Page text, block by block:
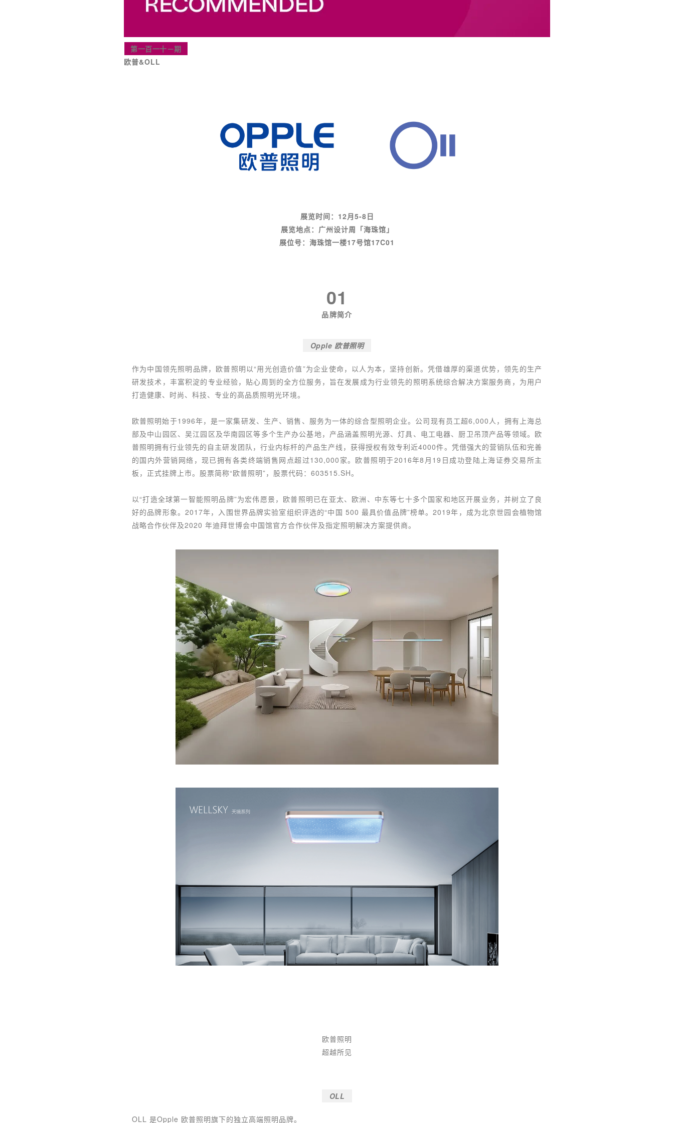
第一百一十－期
欧普&OLL
展览时间：12月5-8日
展览地点：广州设计周「海珠馆」
展位号：海珠馆一楼17号馆17C01
01
品牌简介
Opple 欧普照明
作为中国领先照明品牌，欧普照明以“用光创造价值”为企业使命，以人为本，坚持创新。凭借雄厚的渠道优势，领先的生产
研发技术，丰富积淀的专业经验，贴心周到的全方位服务，旨在发展成为行业领先的照明系统综合解决方案服务商，为用户
打造健康、时尚、科技、专业的高品质照明光环境。
欧普照明始于1996年，是一家集研发、生产、销售、服务为一体的综合型照明企业。公司现有员工超6,000人，拥有上海总
部及中山园区、吴江园区及华南园区等多个生产办公基地，产品涵盖照明光源、灯具、电工电器、厨卫吊顶产品等领域。欧
普照明拥有行业领先的自主研发团队，行业内标杆的产品生产线，获得授权有效专利近4000件。凭借强大的营销队伍和完善
的国内外营销网络，现已拥有各类终端销售网点超过130,000家。欧普照明于2016年8月19日成功登陆上海证券交易所主
板，正式挂牌上市。股票简称“欧普照明”，股票代码：603515.SH。
以“打造全球第一智能照明品牌”为宏伟愿景，欧普照明已在亚太、欧洲、中东等七十多个国家和地区开展业务，并树立了良
好的品牌形象。2017年，入围世界品牌实验室组织评选的“中国 500 最具价值品牌”榜单。2019年，成为北京世园会植物馆
战略合作伙伴及2020 年迪拜世博会中国馆官方合作伙伴及指定照明解决方案提供商。
欧普照明
超越所见
OLL
OLL 是Opple 欧普照明旗下的独立高端照明品牌。